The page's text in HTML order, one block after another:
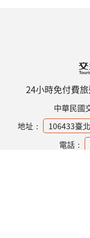
24小時免付費旅
中華民國
地址：
106433臺
電話：